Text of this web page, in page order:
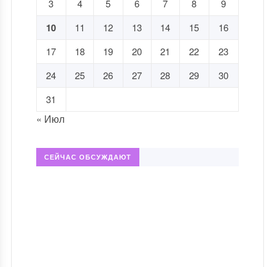
3
4 5 6 7 8 9
10 11 12 13 14 15
16
17
18 19 20 21 22
23
24
25 26 27 28 29
30
31
« Июл
СЕЙЧАС ОБСУЖДАЮТ